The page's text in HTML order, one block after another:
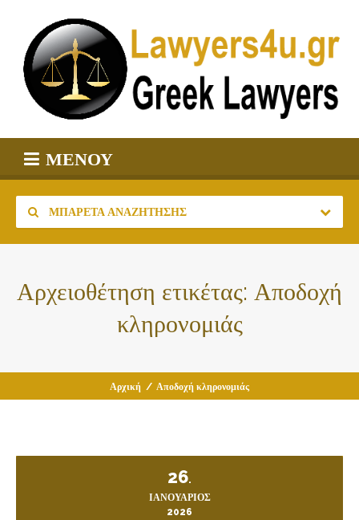
ΜΕΝΟΎ
ΜΠΑΡΈΤΑ ΑΝΑΖΉΤΗΣΗΣ
Αρχειοθέτηση ετικέτας: Αποδοχή
κληρονομιάς
Αρχική / Αποδοχή κληρονομιάς
26.
ΙΑΝΟΥΆΡΙΟΣ
2026